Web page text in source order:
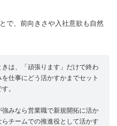
で、前向きさや入社意欲も自然
は、「頑張ります」だけで終わ
仕事にどう活かすかまでセット
。
みなら営業職で新規開拓に活か
チームでの推進役として活かす